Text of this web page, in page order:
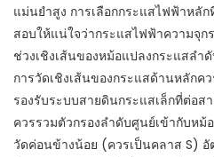
แม่นยำสูง การเลือกกระแสไฟฟ้าหลั
สอบให้แน่ใจว่ากระแสไฟฟ้าความจุ
ช่วงเชิงเส้นของหม้อแปลงกระแสล
การวัดเชิงเส้นของกระแสด้านหลักค
รองรับระบบสายดินกระแสเล็กที่ต่อส
ควรรวมตัวกรองลำดับศูนย์เข้ากับห
วัดค่อนข้างน้อย (ควรเป็นคลาส S) อั